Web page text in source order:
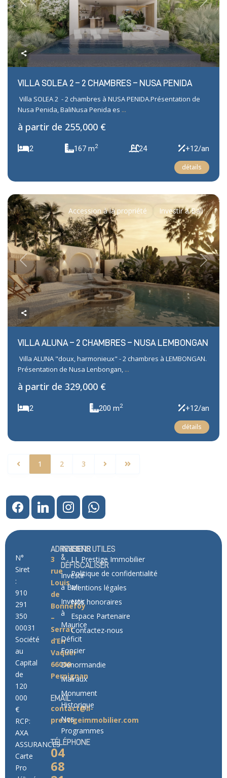
Previous Next
VILLA SOLEA 2 – 2 CHAMBRES – NUSA PENIDA
Villa SOLEA 2 - 2 chambres à NUSA PENIDA.Présentation de
Nusa Penida, BaliNusa Penida es ...
à partir de 255,000 €
2 167 m2 24 +12/an
détails
Previous Next
Accession à la propriété Investir à Bali
VILLA ALUNA – 2 CHAMBRES – NUSA LEMBONGAN
Villa ALUNA "doux, harmonieux" - 2 chambres à LEMBONGAN.
Présentation de Nusa Lenbongan, ...
à partir de 329,000 €
2 200 m2 +12/an
détails
1 2 3
N°
Siret
:
910
291
350
00031
Société
au
Capital
de
120
000
€
RCP:
AXA
ASSURANCES
Carte
Pro
ADRESSE
3
rue
Louis
de
Bonnefoy
–
Serrat
d’En
Vaquer
66000
Perpignan
EMAIL
contact@ll-
prestigeimmobilier.com
TÉLÉPHONE
04
68
INVESTIR
&
DÉFISCALISER
Investir
à Bali
Investir
à
Maurice
Déficit
Foncier
Denormandie
Malraux
Monument
Historique
Nos
Programmes
LIENS UTILES
LL Prestige Immobilier
Politique de confidentialité
Mentions légales
Nos honoraires
Espace Partenaire
Contactez-nous